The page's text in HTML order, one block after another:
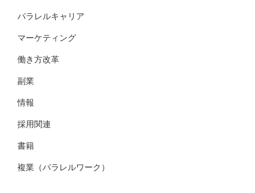
パラレルキャリア
マーケティング
働き方改革
副業
情報
採用関連
書籍
複業（パラレルワーク）